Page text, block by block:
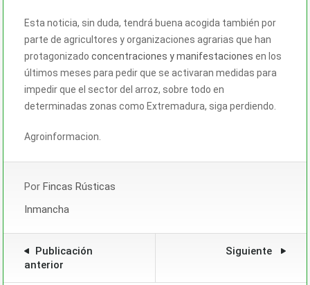
Esta noticia, sin duda, tendrá buena acogida también por
parte de agricultores y organizaciones agrarias que han
protagonizado concentraciones y manifestaciones en los
últimos meses para pedir que se activaran medidas para
impedir que el sector del arroz, sobre todo en
determinadas zonas como Extremadura, siga perdiendo.
Agroinformacion.
Por Fincas Rústicas
Inmancha
Publicación
anterior
Siguiente